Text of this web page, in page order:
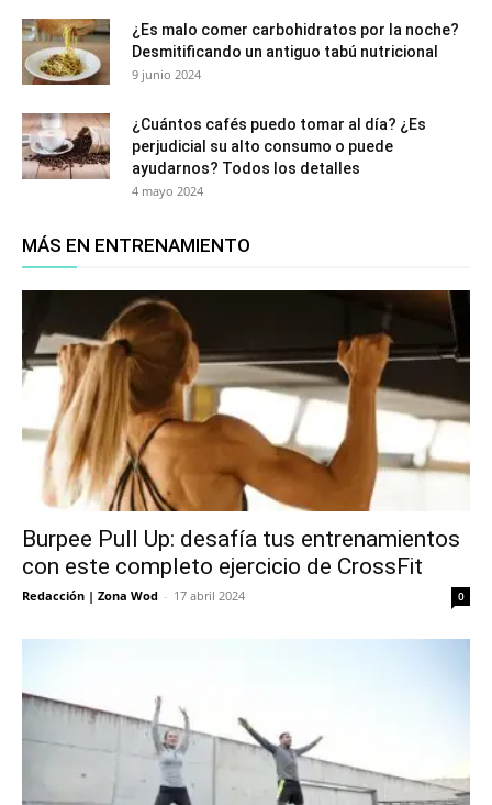
¿Es malo comer carbohidratos por la noche?
Desmitificando un antiguo tabú nutricional
9 junio 2024
¿Cuántos cafés puedo tomar al día? ¿Es
perjudicial su alto consumo o puede
ayudarnos? Todos los detalles
4 mayo 2024
MÁS EN ENTRENAMIENTO
Burpee Pull Up: desafía tus entrenamientos
con este completo ejercicio de CrossFit
Redacción | Zona Wod - 17 abril 2024 0